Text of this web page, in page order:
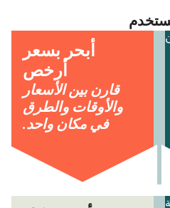
أبحر بسعر
أرخص
قارن بين الأسعار
والأوقات والطرق
في مكان واحد.